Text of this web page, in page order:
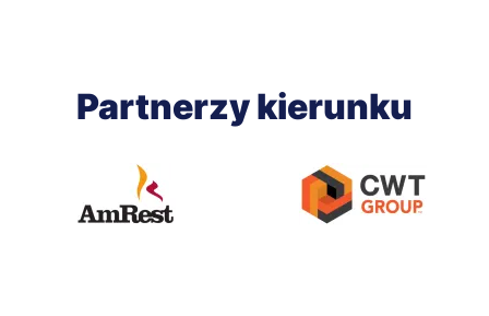
Partnerzy kierunku